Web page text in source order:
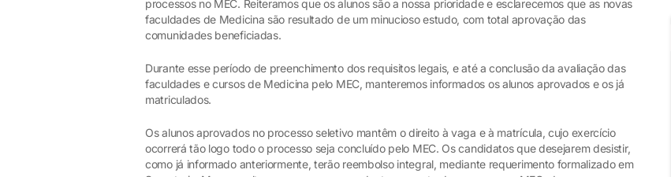
processos no MEC. Reiteramos que os alunos são a nossa prioridade e esclarecemos que as novas
faculdades de Medicina são resultado de um minucioso estudo, com total aprovação das
comunidades beneficiadas.
Durante esse período de preenchimento dos requisitos legais, e até a conclusão da avaliação das
faculdades e cursos de Medicina pelo MEC, manteremos informados os alunos aprovados e os já
matriculados.
Os alunos aprovados no processo seletivo mantêm o direito à vaga e à matrícula, cujo exercício
ocorrerá tão logo todo o processo seja concluído pelo MEC. Os candidatos que desejarem desistir,
como já informado anteriormente, terão reembolso integral, mediante requerimento formalizado em